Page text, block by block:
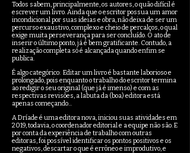
Todos sabem, principalmente, os autores, o quão difícil é
escrever um livro. Ainda que o escritor possua um amor
incondicional por suas ideias e obra, não deixa de ser um
percurso exaustivo, complexo e cheio de percalços, o qual
exige muita perseverança para ser concluído. O ato de
inserir o último ponto, já é bem gratificante. Contudo, a
realização completa só é alcançada quando enfim se
publica.
É algo categórico: Editar um livro é bastante laborioso e
prolongado, pois enquanto o trabalho do escritor termina
ao redigir o seu original (que já é imenso) e com as
respectivas revisões, a labuta da (boa) editora está
apenas começando...
A Dríade é uma editora nova, iniciou suas atividades em
2019, todavia, o coordenador editorial e a equipe não são. E
por conta da experiência de trabalho com outras
editoras, foi possível identificar os pontos positivos e os
negativos, descartar o que é errôneo e improdutivo, e